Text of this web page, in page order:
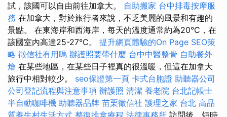
試，該國可以自由前往加拿大。 自助搬家 台中排毒按摩服
務 在加拿大，對於旅行者來說，不乏美麗的風景和有趣的
景點。 在東海岸和西海岸，每天的溫度通常約為20°C，在
該國室內高達25-27°C。 提升網頁體驗的On Page SEO策
略 徵信社有用嗎 辦護照要帶什麼 台中中醫整骨 自助餐外
燴 在某些地區，在某些日子裡真的很溫暖，但這在加拿大
旅行中相對較少。 seo保證第一頁 卡式台胞證 助聽器公司
公司登記流程與注意事項 辦護照 清潔 養老院 台北記帳士
半自動咖啡機 助聽器品牌 苗栗徵信社 護理之家 台北 高品
質養生村生活方式 整復推拿療程 法律事務所 訪問後，短時